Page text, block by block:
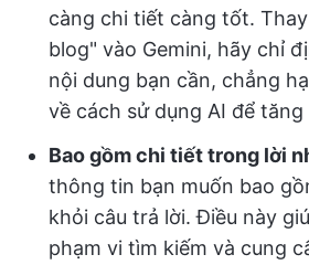
càng chi tiết càng tốt.
blog" vào Gemini, hãy chỉ
nội dung bạn cần, chẳng
về cách sử dụng AI để
Bao gồm chi tiết trong lời
thông tin bạn muốn bao
khỏi câu trả lời. Điều này
phạm vi tìm kiếm và cung